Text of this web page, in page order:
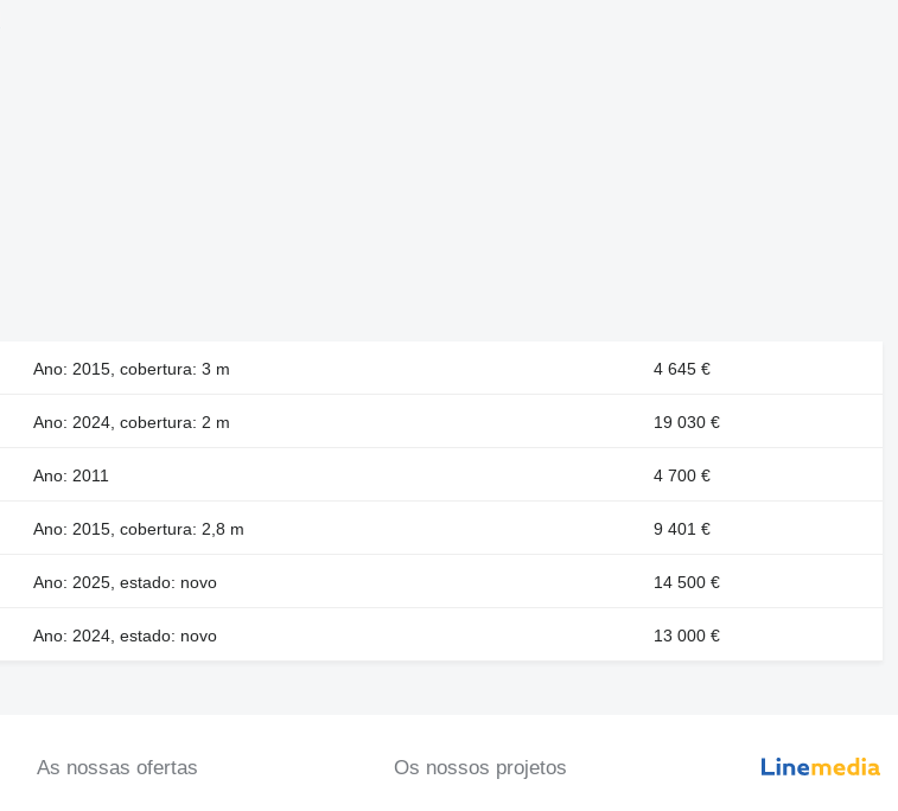
Ano: 2015, cobertura: 3 m 4 645 €
Ano: 2024, cobertura: 2 m 19 030 €
Ano: 2011 4 700 €
Ano: 2015, cobertura: 2,8 m 9 401 €
Ano: 2025, estado: novo 14 500 €
Ano: 2024, estado: novo 13 000 €
As nossas ofertas Os nossos projetos